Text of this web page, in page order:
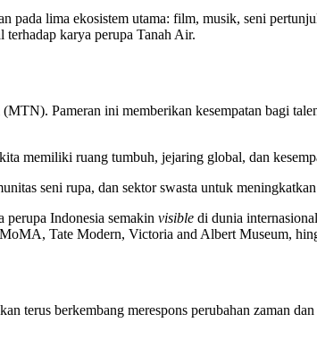
lima ekosistem utama: film, musik, seni
karya perupa Tanah Air.
Pameran ini memberikan kesempatan bagi
memiliki ruang tumbuh, jejaring global, dan
seni rupa, dan sektor swasta untuk
perupa Indonesia semakin visible di dunia
Tate Modern, Victoria and Albert Museum,
terus berkembang merespons perubahan zaman